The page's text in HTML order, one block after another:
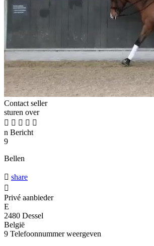
Contact seller
sturen over
    
n Bericht
9
Bellen
 share

Privé aanbieder
E
2480 Dessel
België
9 Telefoonnummer weergeven